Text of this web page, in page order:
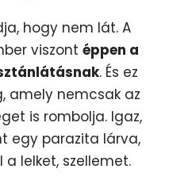
hogy nem lát. A
viszont éppen a
. És ez
amely nemcsak az
is rombolja. Igaz,
egy parazita lárva,
lelket, szellemet.